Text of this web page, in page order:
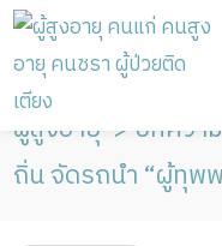
ผู้สูงอายุ บทความ
ถิ่น จัดรถนำ “ผู้ทุพ